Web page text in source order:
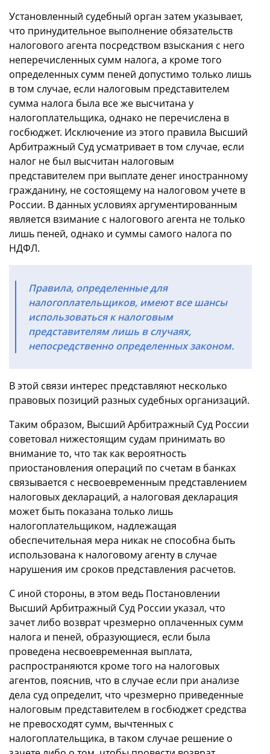
Установленный судебный орган затем указывает,
что принудительное выполнение обязательств
налогового агента посредством взыскания с него
неперечисленных сумм налога, а кроме того
определенных сумм пеней допустимо только лишь
в том случае, если налоговым представителем
сумма налога была все же высчитана у
налогоплательщика, однако не перечислена в
госбюджет. Исключение из этого правила Высший
Арбитражный Суд усматривает в том случае, если
налог не был высчитан налоговым
представителем при выплате денег иностранному
гражданину, не состоящему на налоговом учете в
России. В данных условиях аргументированным
является взимание с налогового агента не только
лишь пеней, однако и суммы самого налога по
НДФЛ.
Правила, определенные для
налогоплательщиков, имеют все шансы
использоваться к налоговым
представителям лишь в случаях,
непосредственно определенных законом.
В этой связи интерес представляют несколько
правовых позиций разных судебных организаций.
Таким образом, Высший Арбитражный Суд России
советовал нижестоящим судам принимать во
внимание то, что так как вероятность
приостановления операций по счетам в банках
связывается с несвоевременным представлением
налоговых деклараций, а налоговая декларация
может быть показана только лишь
налогоплательщиком, надлежащая
обеспечительная мера никак не способна быть
использована к налоговому агенту в случае
нарушения им сроков представления расчетов.
С иной стороны, в этом ведь Постановлении
Высший Арбитражный Суд России указал, что
зачет либо возврат чрезмерно оплаченных сумм
налога и пеней, образующиеся, если была
проведена несвоевременная выплата,
распространяются кроме того на налоговых
агентов, пояснив, что в случае если при анализе
дела суд определит, что чрезмерно приведенные
налоговым представителем в госбюджет средства
не превосходят сумм, вычтенных с
налогоплательщика, в таком случае решение о